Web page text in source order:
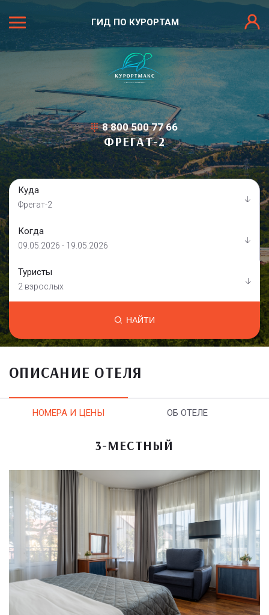
ГИД ПО КУРОРТАМ
8 800 500 77 66
ФРЕГАТ-2
Куда
Фрегат-2
Когда
09.05.2026 - 19.05.2026
Туристы
2 взрослых
НАЙТИ
ОПИСАНИЕ ОТЕЛЯ
НОМЕРА И ЦЕНЫ ОБ ОТЕЛЕ
3-МЕСТНЫЙ